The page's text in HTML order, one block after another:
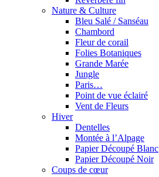
Nature & Culture
Bleu Salé / Sanséau
Chambord
Fleur de corail
Folies Botaniques
Grande Marée
Jungle
Paris…
Point de vue éclairé
Vent de Fleurs
Hiver
Dentelles
Montée à l’Alpage
Papier Découpé Blanc
Papier Découpé Noir
Coups de cœur